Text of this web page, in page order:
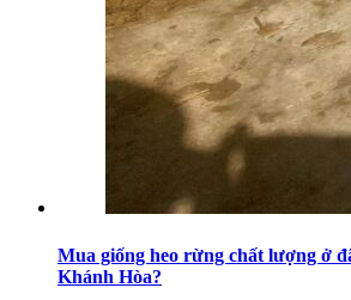
Mua giống heo rừng chất lượng ở
Khánh Hòa?